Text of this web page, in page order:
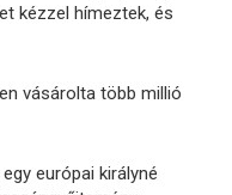
kézzel hímeztek, és
vásárolta több millió
európai királyné